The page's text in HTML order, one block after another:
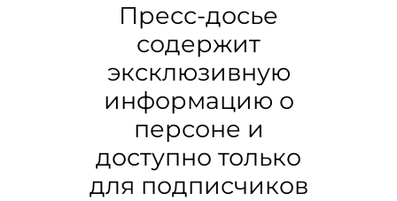
Пресс-досье
содержит
эксклюзивную
информацию о
персоне и
доступно только
для подписчиков